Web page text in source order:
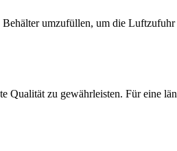
umzufüllen, um die
Qualität zu gewährleisten. Für eine